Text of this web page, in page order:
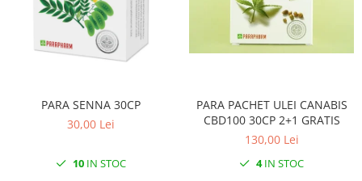
PARA SENNA 30CP
30,00 Lei
10IN STOC
PARA PACHET ULEI CANABIS
CBD100 30CP 2+1 GRATIS
130,00 Lei
4IN STOC